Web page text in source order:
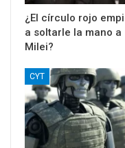
¿El círculo rojo
a soltarle la mano a
Milei?
CYT